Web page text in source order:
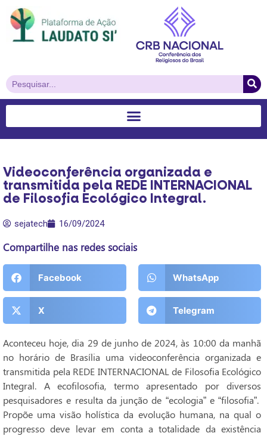
Videoconferência organizada e
transmitida pela REDE INTERNACIONAL
de Filosofia Ecológico Integral.
sejatech 16/09/2024
Compartilhe nas redes sociais
Facebook WhatsApp
X Telegram
Aconteceu hoje, dia 29 de junho de 2024, às 10:00 da manhã
no horário de Brasília uma videoconferência organizada e
transmitida pela REDE INTERNACIONAL de Filosofia Ecológico
Integral. A ecofilosofia, termo apresentado por diversos
pesquisadores e resulta da junção de “ecologia” e “filosofia”.
Propõe uma visão holística da evolução humana, na qual o
progresso deve levar em conta a totalidade da existência